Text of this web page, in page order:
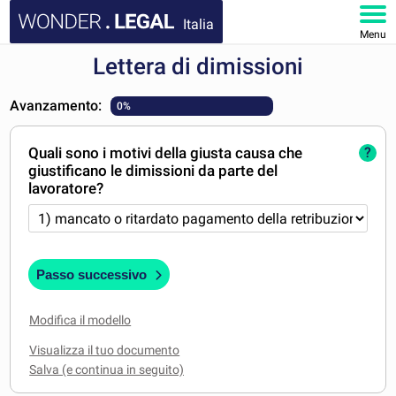
Italia
Menu
DOCUMENTI
FAQ
IL MIO ACCOUNT
Lettera di dimissioni
Avanzamento: 0%
Quali sono i motivi della giusta causa che
giustificano le dimissioni da parte del
lavoratore?
?
Passo successivo
Modifica il modello
Visualizza il tuo documento